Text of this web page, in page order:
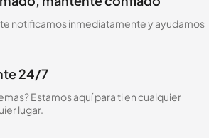
te notificamos inmediatamente y ayudamos
24/7
Estamos aquí para ti en cualquier
lugar.